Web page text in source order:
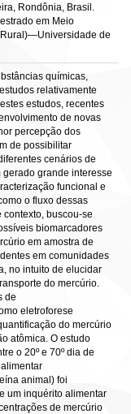
Rondônia, Brasil.
em Meio
de
químicas,
relativamente
estudos, recentes
de novas
percepção dos
de possibilitar
cenários de
grande interesse
funcional e
o fluxo dessas
buscou-se
biomarcadores
em amostra de
em comunidades
no intuito de elucidar
do mercúrio.
de
eletroforese
do mercúrio
atômica. O estudo
o 20º e 70º dia de
animal) foi
um inquérito alimentar
de mercúrio